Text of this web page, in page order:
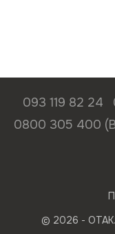
093 119 82 24
0800 305 400
© 2026 -